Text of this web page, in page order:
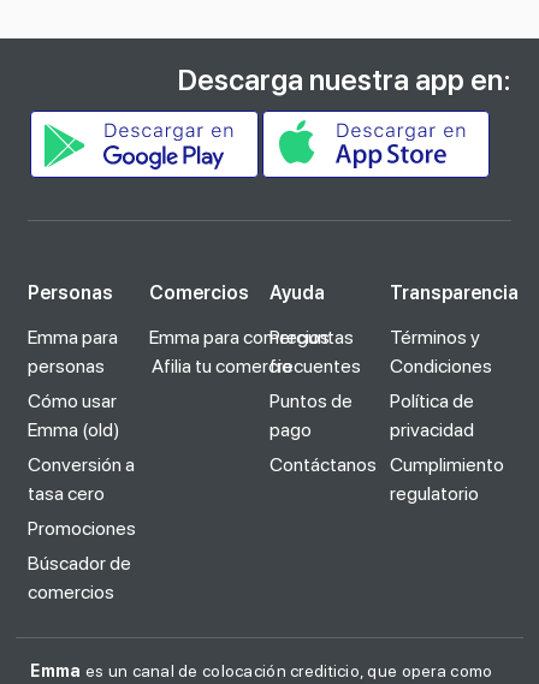
Descarga nuestra app en:
Personas
Emma para
personas
Cómo usar
Emma (old)
Conversión a
tasa cero
Promociones
Búscador de
comercios
Comercios
Emma para comercios
Afilia tu comercio
Ayuda
Preguntas
frecuentes
Puntos de
pago
Contáctanos
Transparencia
Términos y
Condiciones
Política de
privacidad
Cumplimiento
regulatorio
Emma es un canal de colocación crediticio, que opera como